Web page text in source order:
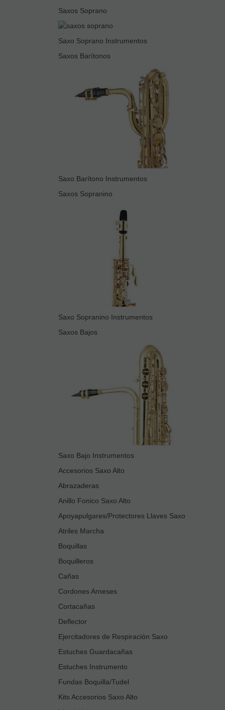
Saxos Soprano
Saxo Soprano Instrumentos
Saxos Barítonos
Saxo Barítono Instrumentos
Saxos Sopranino
Saxo Sopranino Instrumentos
Saxos Bajos
Saxo Bajo Instrumentos
Accesorios Saxo Alto
Abrazaderas
Anillo Fonico Saxo Alto
Apoyapulgares/Protectores Llaves Saxo
Atriles Marcha
Boquillas
Boquilleros
Cañas
Cordones Arneses
Cortacañas
Deflector
Ejercitadores de Respiración Saxo
Estuches Guardacañas
Estuches Instrumento
Fundas Boquilla/Tudel
Kits Accesorios Saxo Alto